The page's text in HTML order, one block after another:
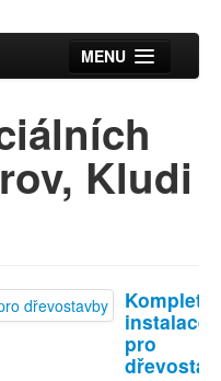
MENU
Kludi
Kompletní
instalace
pro